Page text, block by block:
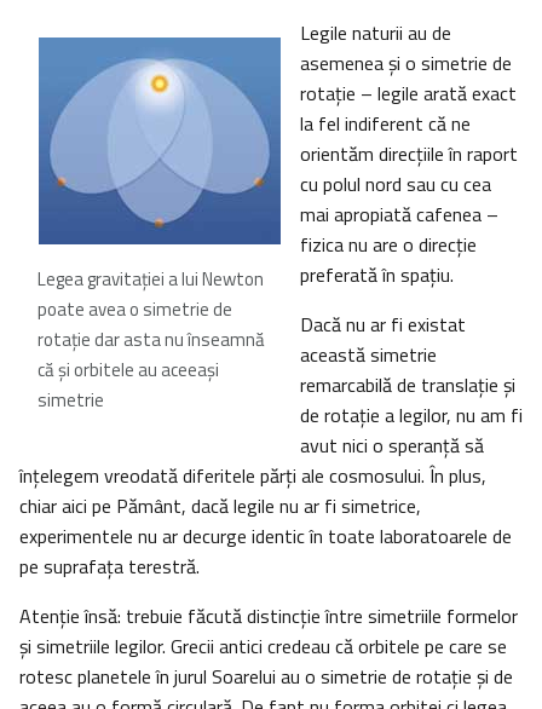
Legea gravitaţiei a lui Newton
poate avea o simetrie de
rotaţie dar asta nu înseamnă
că şi orbitele au aceeaşi
simetrie
Legile naturii au de
asemenea şi o simetrie de
rotaţie – legile arată exact
la fel indiferent că ne
orientăm direcţiile în raport
cu polul nord sau cu cea
mai apropiată cafenea –
fizica nu are o direcţie
preferată în spaţiu.
Dacă nu ar fi existat
această simetrie
remarcabilă de translaţie şi
de rotaţie a legilor, nu am fi
avut nici o speranţă să
înţelegem vreodată diferitele părţi ale cosmosului. În plus,
chiar aici pe Pământ, dacă legile nu ar fi simetrice,
experimentele nu ar decurge identic în toate laboratoarele de
pe suprafaţa terestră.
Atenţie însă: trebuie făcută distincţie între simetriile formelor
şi simetriile legilor. Grecii antici credeau că orbitele pe care se
rotesc planetele în jurul Soarelui au o simetrie de rotaţie şi de